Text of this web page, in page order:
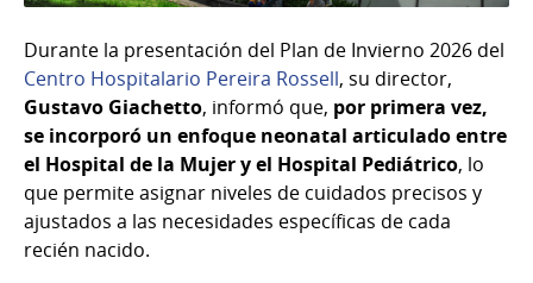
Durante la presentación del Plan de Invierno 2026 del
Centro Hospitalario Pereira Rossell, su director,
Gustavo Giachetto, informó que, por primera vez,
se incorporó un enfoque neonatal articulado entre
el Hospital de la Mujer y el Hospital Pediátrico, lo
que permite asignar niveles de cuidados precisos y
ajustados a las necesidades específicas de cada
recién nacido.